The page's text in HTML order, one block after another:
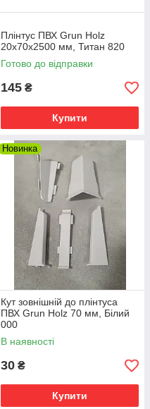
Плінтус ПВХ Grun Holz
20x70x2500 мм, Титан 820
Готово до відправки
145 ₴
Купити
Новинка
Кут зовнішній до плінтуса
ПВХ Grun Holz 70 мм, Білий
000
В наявності
30 ₴
Купити